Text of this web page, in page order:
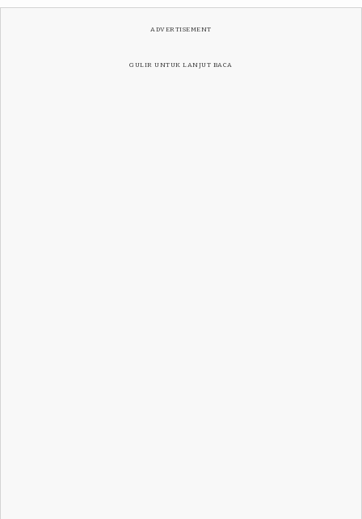
ADVERTISEMENT
GULIR UNTUK LANJUT BACA